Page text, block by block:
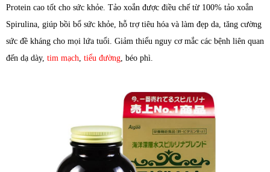
Protein cao tốt cho sức khỏe. Tảo xoắn được điều chế từ 100% tảo xoắn
Spirulina, giúp bồi bổ sức khỏe, hỗ trợ tiêu hóa và làm đẹp da, tăng cường
sức đề kháng cho mọi lứa tuổi. Giảm thiểu nguy cơ mắc các bệnh liên quan
đến dạ dày, tim mạch, tiểu đường, béo phì.